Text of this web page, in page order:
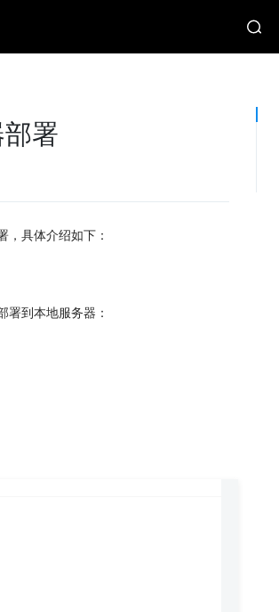
署
，具体介绍如下：
署到本地服务器：